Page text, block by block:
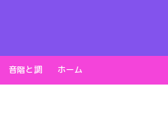
音階と調 ホーム